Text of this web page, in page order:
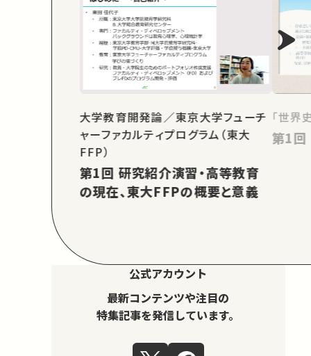
大学教育開発論／東京大学フューチ
ャーファカルティプログラム（東大
FFP）
第1回 研究紹介演習・高等教育
の現在、東大FFPの概要と意義
「世界
公式アカウント
最新コンテンツや注目の
特集記事を発信しています。